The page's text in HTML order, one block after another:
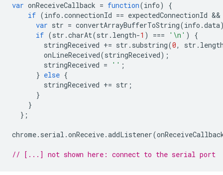
var onReceiveCallback = function(info)
{
if (info .connectionId == expectedConnectionId
var str = convertArrayBufferToString(info .data
if (str .charAt(str . length-1 ) === '\n' )
{
stringReceived += str . substring(0, str .
onLineReceived(stringReceived);
stringReceived = '' ;
} else {
stringReceived += str ;
}
}
};
chrome. serial .onReceive.addListener(
// [...] not shown here: connect to the serial port